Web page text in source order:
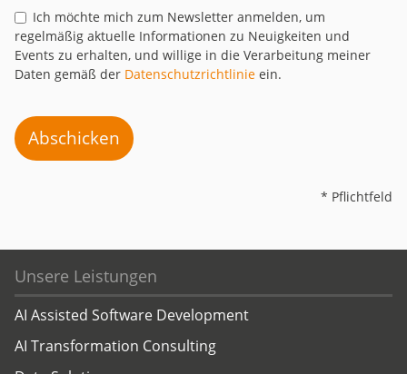
Ich möchte mich zum Newsletter anmelden, um
regelmäßig aktuelle Informationen zu Neuigkeiten und
Events zu erhalten, und willige in die Verarbeitung meiner
Daten gemäß der Datenschutzrichtlinie ein.
Abschicken
* Pflichtfeld
Unsere Leistungen
AI Assisted Software Development
AI Transformation Consulting